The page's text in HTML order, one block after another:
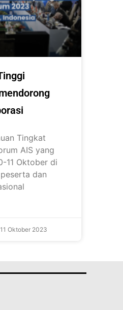
Tingkat
AIS yang
11 Oktober di
dan
11 Oktober 2023